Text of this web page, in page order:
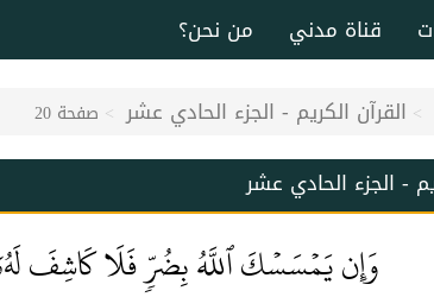
من نحن؟ قناة مدني
القرآن الكريم - الجزء الحادي عشر صفحة 20
- الجزء الحادي عشر
وَإِن يَمۡسَسۡكَ ٱللَّهُ بِضُرّفَلَا كَاشِفَ